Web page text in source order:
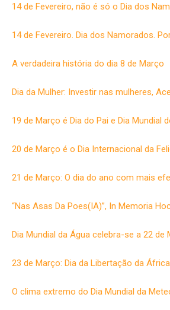
14 de Fevereiro, não é só o Dia dos
14 de Fevereiro. Dia dos Namorados.
A verdadeira história do dia 8 de Março
Dia da Mulher: Investir nas mulheres,
19 de Março é Dia do Pai e Dia Mundial
20 de Março é o Dia Internacional da
21 de Março: O dia do ano com mais
“Nas Asas Da Poes(IA)”, In Memoria
Dia Mundial da Água celebra-se a 22 de
23 de Março: Dia da Libertação da
O clima extremo do Dia Mundial da